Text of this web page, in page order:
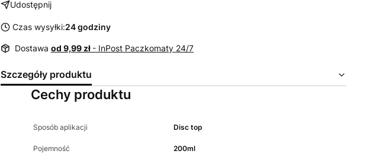
Udostępnij
Czas wysyłki:24 godziny
Dostawa od 9,99 zł - InPost Paczkomaty 24/7
Szczegóły produktu
Cechy produktu
Sposób aplikacji Disc top
Pojemność 200ml